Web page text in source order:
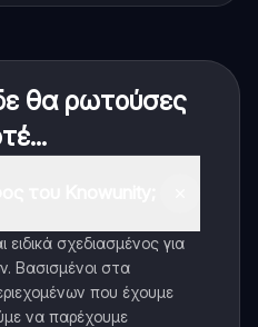
θα ρωτούσες
σχεδιασμένος για
Βασισμένοι στα
που έχουμε
να παρέχουμε